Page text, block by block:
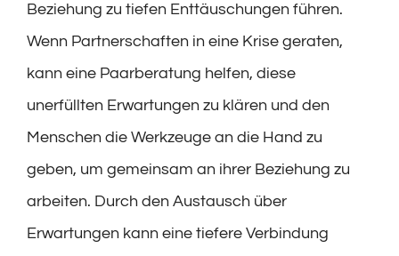
Beziehung zu tiefen Enttäuschungen führen.
Wenn Partnerschaften in eine Krise geraten,
kann eine Paarberatung helfen, diese
unerfüllten Erwartungen zu klären und den
Menschen die Werkzeuge an die Hand zu
geben, um gemeinsam an ihrer Beziehung zu
arbeiten. Durch den Austausch über
Erwartungen kann eine tiefere Verbindung